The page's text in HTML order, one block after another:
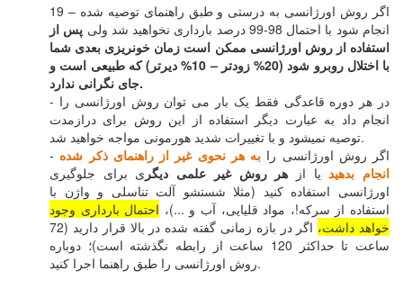
19 – اگر روش اورژانسی به درستی و طبق راهنمای توصیه شده
انجام شود با احتمال 98-99 درصد بارداری نخواهید شد ولی
پس از
استفاده از روش اورژانسی ممکن است زمان خونریزی بعدی شما
با اختلال روبرو شود (20% زودتر – 10% دیرتر) که طبیعی است و
جای نگرانی ندارد.
- در هر دوره قاعدگی فقط یک بار می توان روش اورژانسی را
انجام داد به عبارت دیگر استفاده از این روش برای درازمدت
توصیه نمیشود و با تغییرات شدید هورمونی مواجه خواهید شد.
- اگر روش اورژانسی را به هر نحوی غیر از راهنمای ذکر شده
انجام بدهیدیا از هر روش غیر علمی دیگر ی برای جلوگیری
اورژانسی استفاده کنید (مثلا شستشو آلت تناسلی و واژن با
استفاده از سرکه!، مواد قلیایی، آب و ...)، احتمال بارداری وجود
خواهد داشت،
اگر در بازه زمانی گفته شده در بالا قرار دارید (72
ساعت تا حداکثر 120 ساعت از رابطه نگذشته است)؛ دوباره
روش اورژانسی را طبق راهنما اجرا کنید.